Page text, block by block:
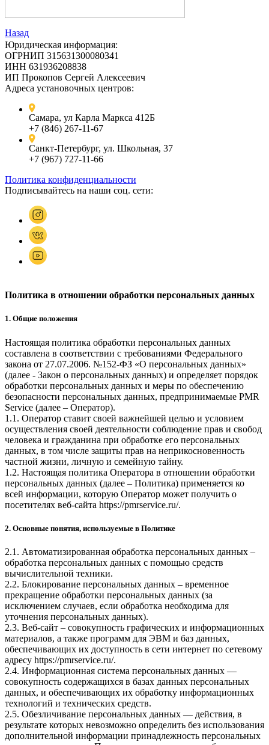
Назад
Юридическая информация:
ОГРНИП 315631300080341
ИНН 631936208838
ИП Прокопов Сергей Алексеевич
Адреса установочных центров:
Самара, ул Карла Маркса 412Б
+7 (846) 267-11-67
Санкт-Петербург, ул. Школьная, 37
+7 (967) 727-11-66
Политика конфиденциальности
Подписывайтесь на наши соц. сети:
Политика в отношении обработки персональных данных
1. Общие положения
Настоящая политика обработки персональных данных
составлена в соответствии с требованиями Федерального
закона от 27.07.2006. №152-ФЗ «О персональных данных»
(далее - Закон о персональных данных) и определяет порядок
обработки персональных данных и меры по обеспечению
безопасности персональных данных, предпринимаемые PMR
Service (далее – Оператор).
1.1. Оператор ставит своей важнейшей целью и условием
осуществления своей деятельности соблюдение прав и свобод
человека и гражданина при обработке его персональных
данных, в том числе защиты прав на неприкосновенность
частной жизни, личную и семейную тайну.
1.2. Настоящая политика Оператора в отношении обработки
персональных данных (далее – Политика) применяется ко
всей информации, которую Оператор может получить о
посетителях веб-сайта https://pmrservice.ru/.
2. Основные понятия, используемые в Политике
2.1. Автоматизированная обработка персональных данных –
обработка персональных данных с помощью средств
вычислительной техники.
2.2. Блокирование персональных данных – временное
прекращение обработки персональных данных (за
исключением случаев, если обработка необходима для
уточнения персональных данных).
2.3. Веб-сайт – совокупность графических и информационных
материалов, а также программ для ЭВМ и баз данных,
обеспечивающих их доступность в сети интернет по сетевому
адресу https://pmrservice.ru/.
2.4. Информационная система персональных данных —
совокупность содержащихся в базах данных персональных
данных, и обеспечивающих их обработку информационных
технологий и технических средств.
2.5. Обезличивание персональных данных — действия, в
результате которых невозможно определить без использования
дополнительной информации принадлежность персональных